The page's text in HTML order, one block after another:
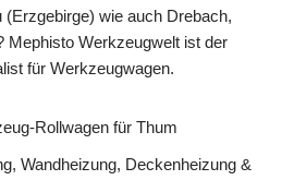
(Erzgebirge) wie auch Drebach,
Mephisto Werkzeugwelt ist der
für Werkzeugwagen.
Rollwagen für Thum
Wandheizung, Deckenheizung &